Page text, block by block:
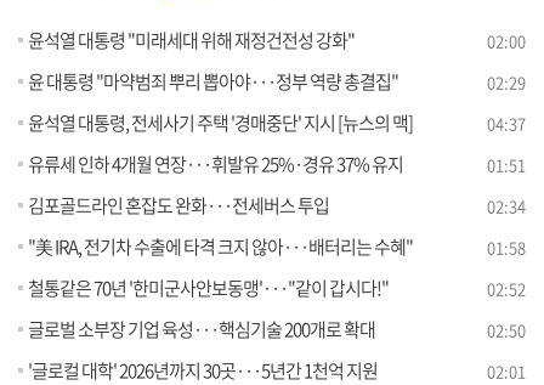
윤석열 대통령 "미래세대 위해 재정건전성 강화" 02:00
윤 대통령 "마약범죄 뿌리 뽑아야···정부 역량 총결집" 02:29
윤석열 대통령, 전세사기 주택 '경매중단' 지시 [뉴스의 맥] 04:37
유류세 인하 4개월 연장···휘발유 25%·경유 37% 유지 01:51
김포골드라인 혼잡도 완화···전세버스 투입 02:34
"美 IRA, 전기차 수출에 타격 크지 않아···배터리는 수혜" 01:58
철통같은 70년 '한미군사안보동맹'···"같이 갑시다!" 02:52
글로벌 소부장 기업 육성···핵심기술 200개로 확대 02:50
'글로컬 대학' 2026년까지 30곳···5년간 1천억 지원 02:01